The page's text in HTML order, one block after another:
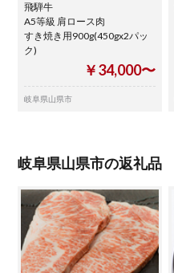
飛騨牛
A5等級 肩ロース肉
すき焼き用900g(450gx2パッ
ク)
￥34,000〜
岐阜県山県市
岐阜県山県市の返礼品